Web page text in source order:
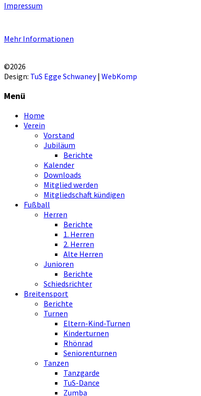
Impressum
Mehr Informationen
©2026
Design: TuS Egge Schwaney| WebKomp
Menü
Home
Verein
Vorstand
Jubiläum
Berichte
Kalender
Downloads
Mitglied werden
Mitgliedschaft kündigen
Fußball
Herren
Berichte
1. Herren
2. Herren
Alte Herren
Junioren
Berichte
Schiedsrichter
Breitensport
Berichte
Turnen
Eltern-Kind-Turnen
Kinderturnen
Rhönrad
Seniorenturnen
Tanzen
Tanzgarde
TuS-Dance
Zumba